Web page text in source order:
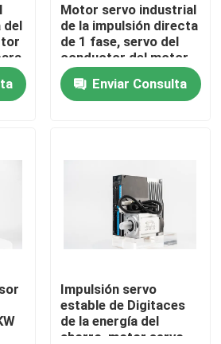
motor
bomba
del
Motor servo industrial
de la impulsión directa
de 1 fase, servo del
conductor del motor
de la máquina de
coserEnviar Consulta
Impulsión servo
estable de Digitaces
de la energía del
ahorro, motor servo